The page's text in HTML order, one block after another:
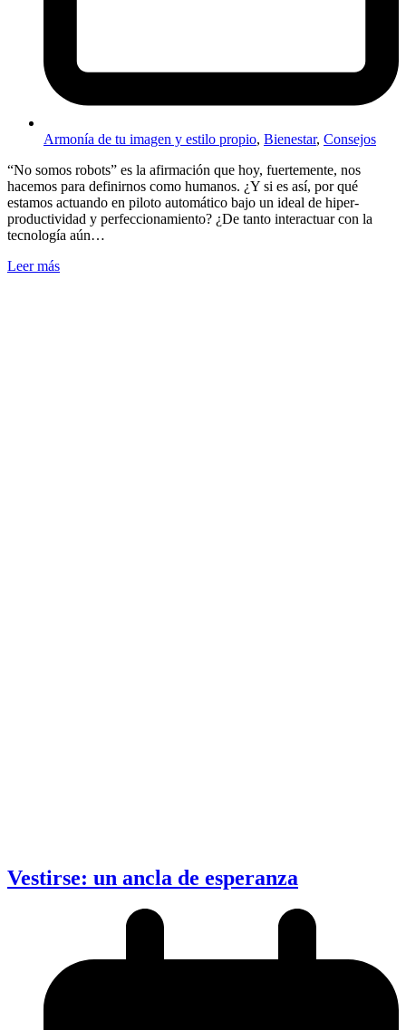
Armonía de tu imagen y estilo propio, Bienestar, Consejos
“No somos robots” es la afirmación que hoy, fuertemente, nos
hacemos para definirnos como humanos. ¿Y si es así, por qué
estamos actuando en piloto automático bajo un ideal de hiper-
productividad y perfeccionamiento? ¿De tanto interactuar con la
tecnología aún…
Leer más
Vestirse: un ancla de esperanza